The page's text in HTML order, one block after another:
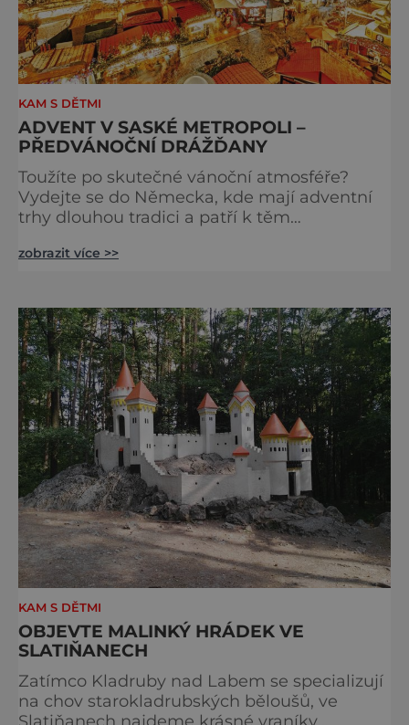
KAM S DĚTMI
ADVENT V SASKÉ METROPOLI –
PŘEDVÁNOČNÍ DRÁŽĎANY
Toužíte po skutečné vánoční atmosféře?
Vydejte se do Německa, kde mají adventní
trhy dlouhou tradici a patří k těm
českým hranicím najdete v Drážďanech –
S norimberským Christkindlesmarktem se
drážďanské vánoční trhy každoročně
přetahují o pozici nejnavštěvovanějších t
zobrazit více >>
KAM S DĚTMI
OBJEVTE MALINKÝ HRÁDEK VE
SLATIŇANECH
Zatímco Kladruby nad Labem se specializují
na chov starokladrubských běloušů, ve
Slatiňanech najdeme krásné vraníky